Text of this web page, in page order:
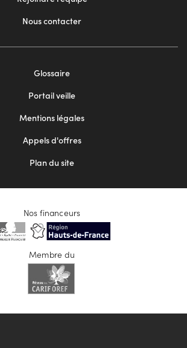
Nous contacter
Glossaire
Portail veille
Mentions légales
Appels d'offres
Plan du site
Nos financeurs
Membre du